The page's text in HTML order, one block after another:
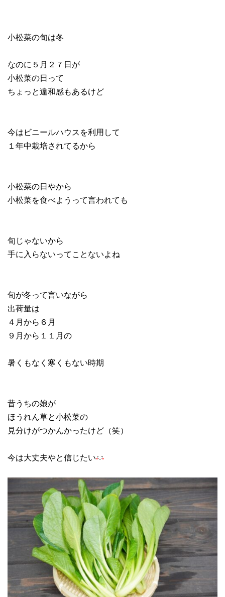
小松菜の旬は冬
なのに５月２７日が
小松菜の日って
ちょっと違和感もあるけど
今はビニールハウスを利用して
１年中栽培されてるから
小松菜の日やから
小松菜を食べようって言われても
旬じゃないから
手に入らないってことないよね
旬が冬って言いながら
出荷量は
４月から６月
９月から１１月の
暑くもなく寒くもない時期
昔うちの娘が
ほうれん草と小松菜の
見分けがつかんかったけど（笑）
今は大丈夫やと信じたい